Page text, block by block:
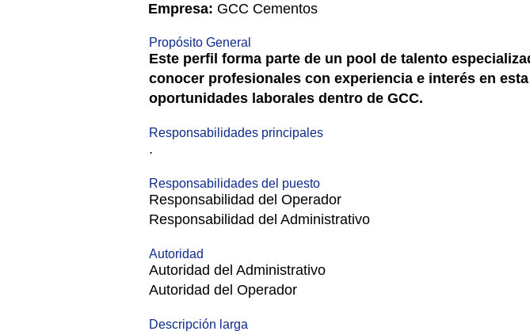
Empresa: GCC Cementos
Propósito General
Este perfil forma parte de un pool de talento
conocer profesionales con experiencia e interés en
oportunidades laborales dentro de GCC.
Responsabilidades principales
.
Responsabilidades del puesto
Responsabilidad del Operador
Responsabilidad del Administrativo
Autoridad
Autoridad del Administrativo
Autoridad del Operador
Descripción larga